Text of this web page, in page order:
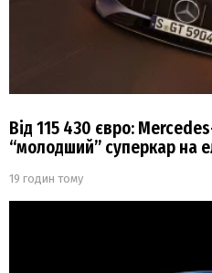
Від 115 430 євро:
“молодший” суперкар на
19 годин тому